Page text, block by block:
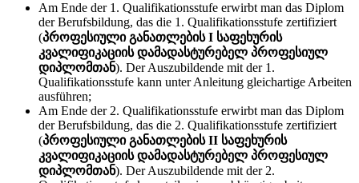
Am Ende der 1. Qualifikationsstufe erwirbt man das Diplom
der Berufsbildung, das die 1. Qualifikationsstufe zertifiziert
(პროფესიული განათლების I საფეხურის
კვალიფიკაციის დამადასტურებელ პროფესიულ
დიპლომთან). Der Auszubildende mit der 1.
Qualifikationsstufe kann unter Anleitung gleichartige Arbeiten
ausführen;
Am Ende der 2. Qualifikationsstufe erwirbt man das Diplom
der Berufsbildung, das die 2. Qualifikationsstufe zertifiziert
(პროფესიული განათლების II საფეხურის
კვალიფიკაციის დამადასტურებელ პროფესიულ
დიპლომთან). Der Auszubildende mit der 2.